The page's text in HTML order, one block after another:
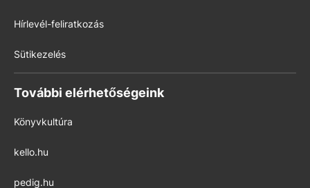
Hírlevél-feliratkozás
Sütikezelés
További elérhetőségeink
Könyvkultúra
kello.hu
pedig.hu